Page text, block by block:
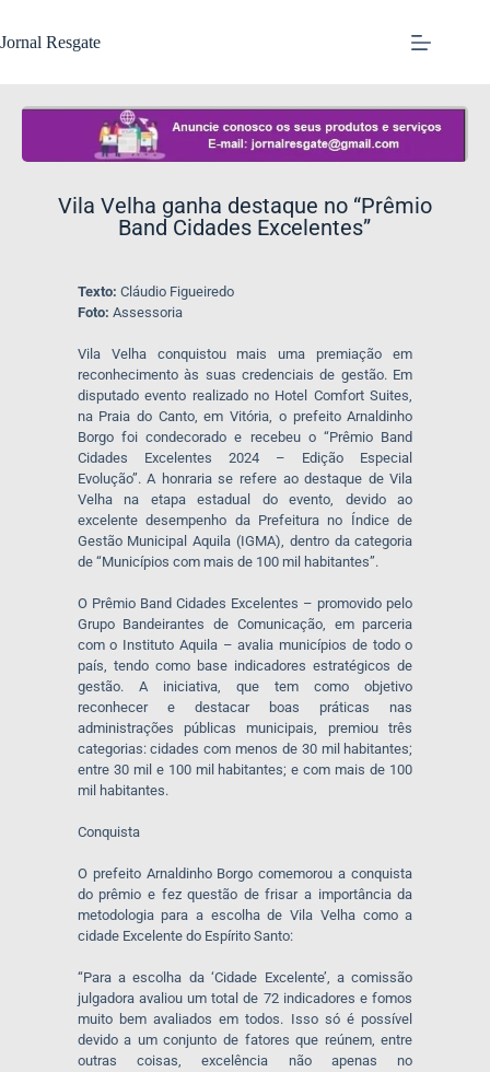
Jornal Resgate
​Vila Velha ganha destaque no “Prêmio
Band Cidades Excelentes”
Texto: Cláudio Figueiredo
Foto: Assessoria
Vila Velha conquistou mais uma premiação em
reconhecimento às suas credenciais de gestão. Em
disputado evento realizado no Hotel Comfort Suites,
na Praia do Canto, em Vitória, o prefeito Arnaldinho
Borgo foi condecorado e recebeu o “Prêmio Band
Cidades Excelentes 2024 – Edição Especial
Evolução”. A honraria se refere ao destaque de Vila
Velha na etapa estadual do evento, devido ao
excelente desempenho da Prefeitura no Índice de
Gestão Municipal Aquila (IGMA), dentro da categoria
de “Municípios com mais de 100 mil habitantes”.
O Prêmio Band Cidades Excelentes – promovido pelo
Grupo Bandeirantes de Comunicação, em parceria
com o Instituto Aquila – avalia municípios de todo o
país, tendo como base indicadores estratégicos de
gestão. A iniciativa, que tem como objetivo
reconhecer e destacar boas práticas nas
administrações públicas municipais, premiou três
categorias: cidades com menos de 30 mil habitantes;
entre 30 mil e 100 mil habitantes; e com mais de 100
mil habitantes.
Conquista
O prefeito Arnaldinho Borgo comemorou a conquista
do prêmio e fez questão de frisar a importância da
metodologia para a escolha de Vila Velha como a
cidade Excelente do Espírito Santo:
“Para a escolha da ‘Cidade Excelente’, a comissão
julgadora avaliou um total de 72 indicadores e fomos
muito bem avaliados em todos. Isso só é possível
devido a um conjunto de fatores que reúnem, entre
outras coisas, excelência não apenas no